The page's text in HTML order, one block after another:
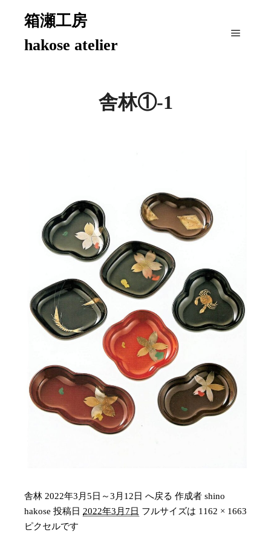
箱瀬工房
hakose atelier
舎林①-1
舎林 2022年3月5日～3月12日 へ戻る 作成者 shino
hakose 投稿日 2022年3月7日 フルサイズは 1162 × 1663
ピクセルです